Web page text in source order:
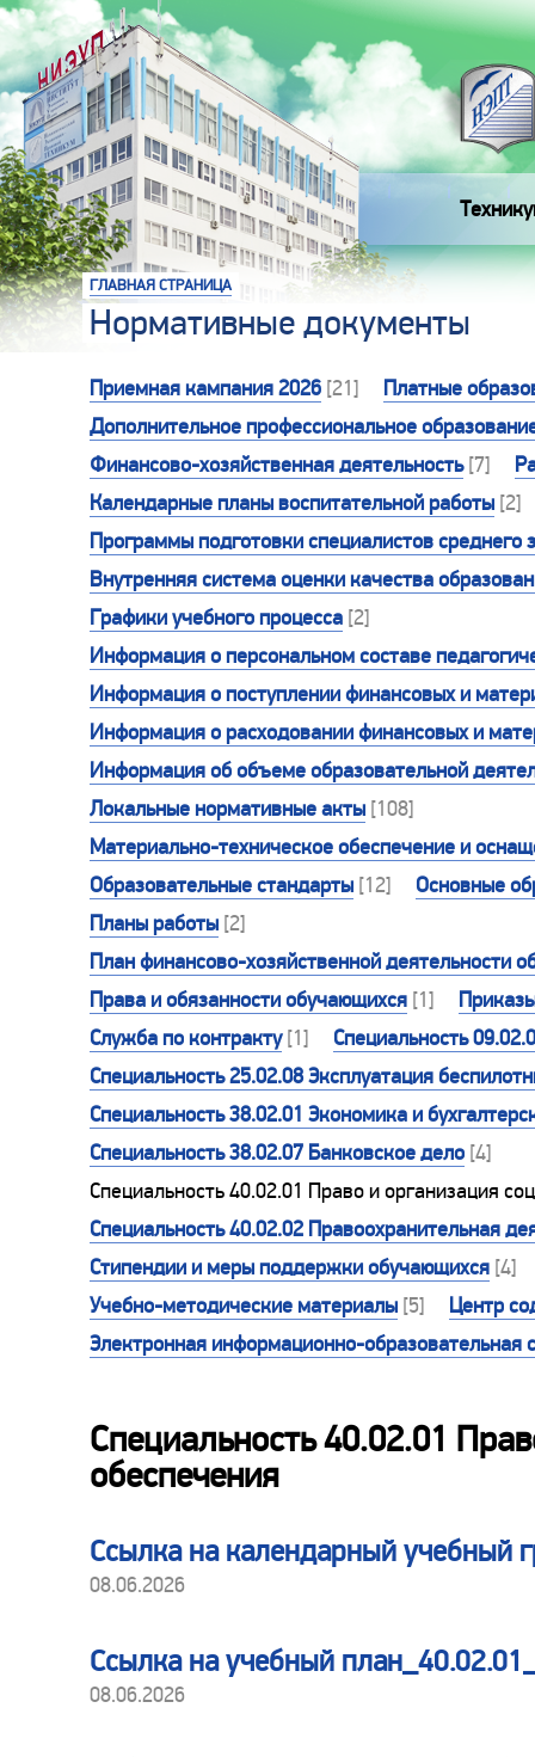
ГЛАВНАЯ СТРАНИЦА
Нормативные документы
Приемная кампания 2026 [21]
Платные
Дополнительное профессиональное
Финансово-хозяйственная деятельность [7]
Календарные планы воспитательной работы [2]
Программы подготовки специалистов среднего
Внутренняя система оценки качества
Графики учебного процесса [2]
Информация о персональном составе
Информация о поступлении финансовых и
Информация о расходовании финансовых и
Информация об объеме образовательной
Локальные нормативные акты [108]
Материально-техническое обеспечение и
Образовательные стандарты [12]
Основные
Планы работы [2]
План финансово-хозяйственной деятельности
Права и обязанности обучающихся [1]
Служба по контракту [1]
Специальность
Специальность 25.02.08 Эксплуатация
Специальность 38.02.01 Экономика и
Специальность 38.02.07 Банковское дело [4]
Специальность 40.02.01 Право и организация
Специальность 40.02.02 Правоохранительная
Стипендии и меры поддержки обучающихся [4]
Учебно-методические материалы [5]
Центр
Электронная информационно-образовательная
Специальность 40.02.01
обеспечения
Ссылка на календарный
08.06.2026
Ссылка на учебный
08.06.2026